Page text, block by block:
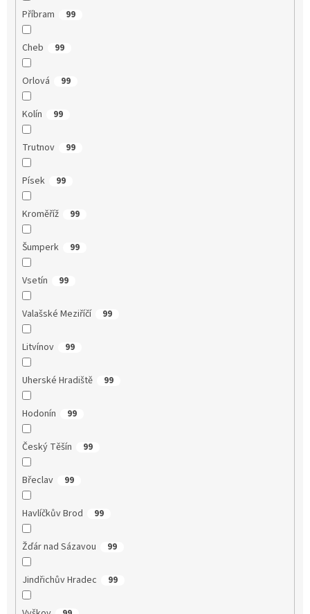
Příbram 99
Cheb 99
Orlová 99
Kolín 99
Trutnov 99
Písek 99
Kroměříž 99
Šumperk 99
Vsetín 99
Valašské Meziříčí 99
Litvínov 99
Uherské Hradiště 99
Hodonín 99
Český Těšín 99
Břeclav 99
Havlíčkův Brod 99
Žďár nad Sázavou 99
Jindřichův Hradec 99